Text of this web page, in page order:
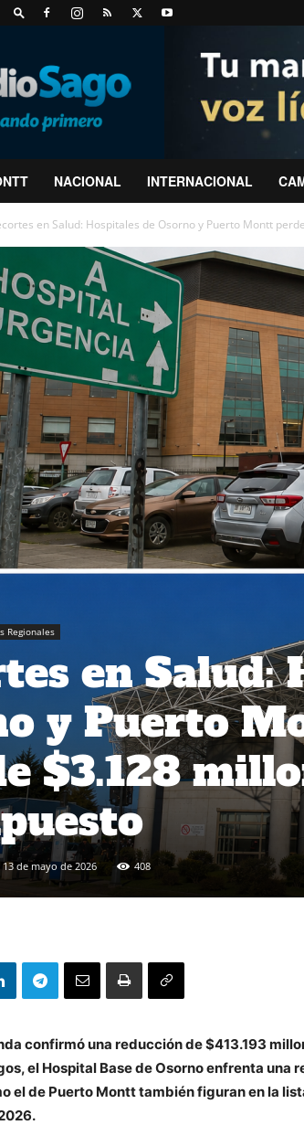
NACIONAL INTERNACIONAL
en Salud: Hospitales de Osorno y Puerto Montt
Regionales
en Salud:
y Puerto
$3.128
13 de mayo de 2026 408
confirmó una reducción de $413.193
el Hospital Base de Osorno enfrenta una
el de Puerto Montt también figuran en la